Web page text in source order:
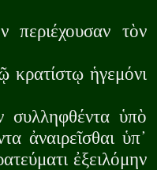
περιέχουσαν τὸν
κρατίστῳ ἡγεμόνι
συλληφθέντα ὑπὸ
ἀναιρεῖσθαι ὑπ᾽
ἐξειλόμην